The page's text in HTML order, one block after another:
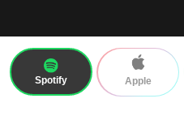
Spotify Apple